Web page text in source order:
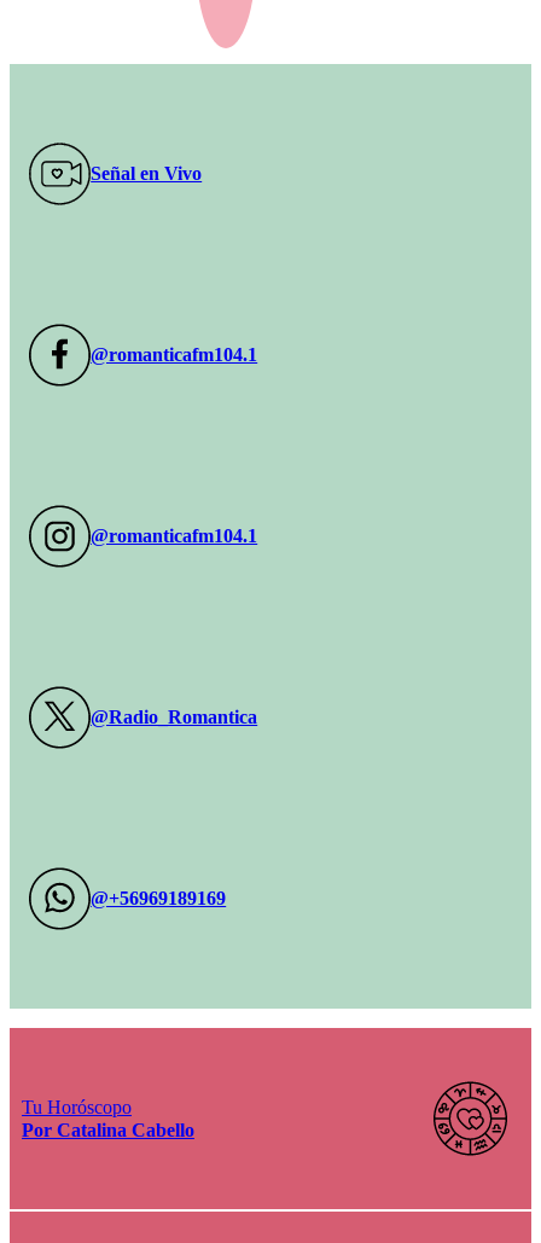
Señal en Vivo
@romanticafm104.1
@romanticafm104.1
@Radio_Romantica
@+56969189169
Tu Horóscopo
Por Catalina Cabello